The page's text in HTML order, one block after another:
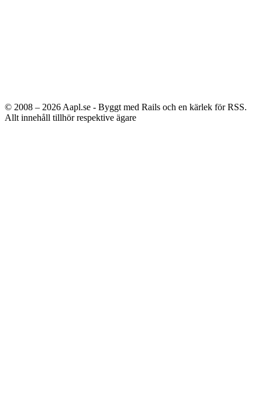
© 2008 – 2026 Aapl.se - Byggt med Rails och en kärlek för RSS.
Allt innehåll tillhör respektive ägare